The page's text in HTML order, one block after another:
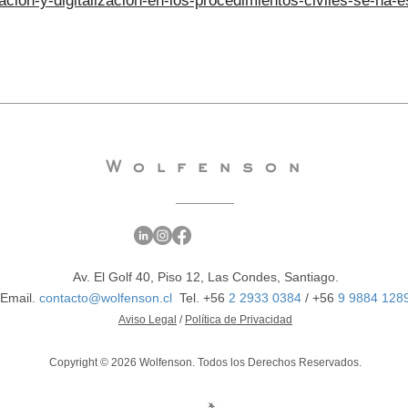
Wolfenson
Av. El Golf 40, Piso 12, Las Condes, Santiago.
Email. contacto@wolfenson.cl Tel. +56 2 2933 0384 / +56 9 9884
​Aviso Legal / Política de Privacidad
Copyright © 2026 Wolfenson. Todos los Derechos Reservados.